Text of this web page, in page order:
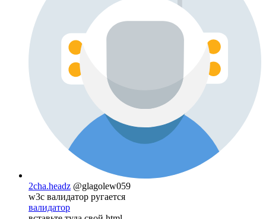
2cha.headz @glagolew059
w3c валидатор ругается
валидатор